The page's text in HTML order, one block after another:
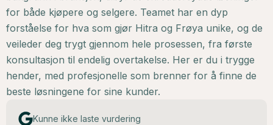
for både kjøpere og selgere. Teamet har en dyp
forståelse for hva som gjør Hitra og Frøya unike, og de
veileder deg trygt gjennom hele prosessen, fra første
konsultasjon til endelig overtakelse. Her er du i trygge
hender, med profesjonelle som brenner for å finne de
beste løsningene for sine kunder.
Kunne ikke laste vurdering